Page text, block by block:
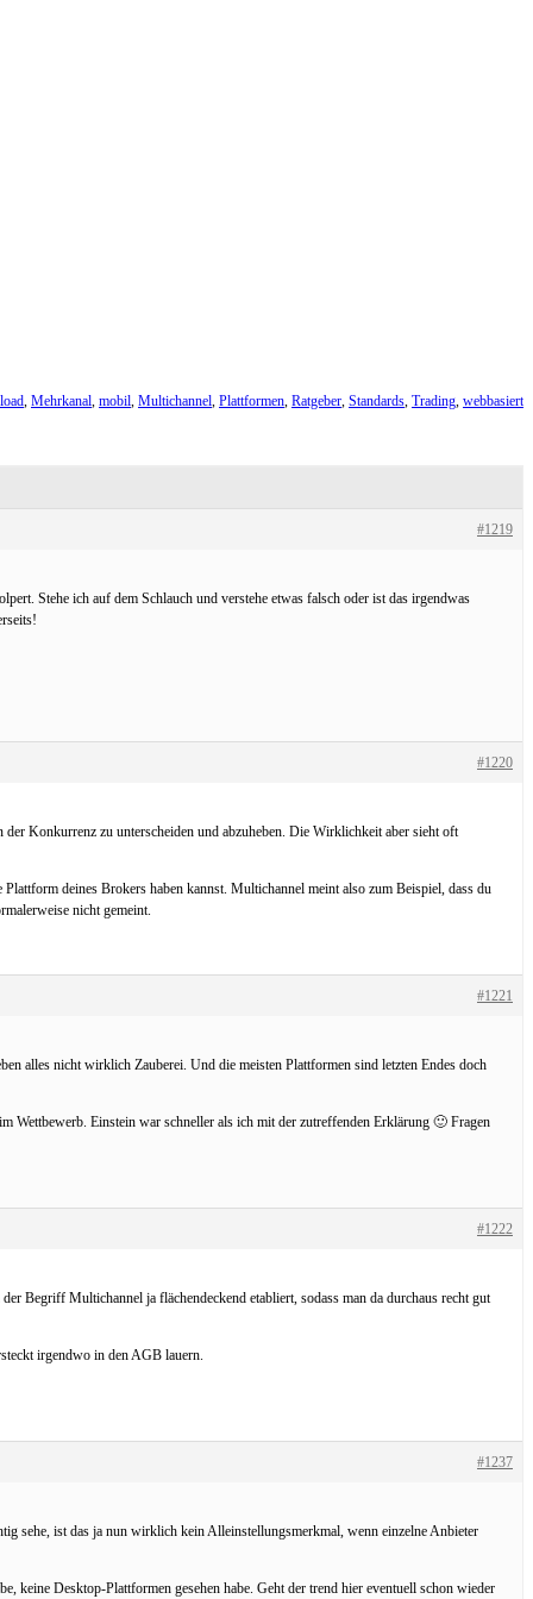
, Mehrkanal, mobil, Multichannel, Plattformen, Ratgeber, Standards, Trading, webbasiert
#1219
Stehe ich auf dem Schlauch und verstehe etwas falsch oder ist das irgendwas
#1220
Konkurrenz zu unterscheiden und abzuheben. Die Wirklichkeit aber sieht oft
deines Brokers haben kannst. Multichannel meint also zum Beispiel, dass du
nicht gemeint.
#1221
alles nicht wirklich Zauberei. Und die meisten Plattformen sind letzten Endes doch
Wettbewerb. Einstein war schneller als ich mit der zutreffenden Erklärung 🙂 Fragen
#1222
Begriff Multichannel ja flächendeckend etabliert, sodass man da durchaus recht gut
irgendwo in den AGB lauern.
#1237
sehe, ist das ja nun wirklich kein Alleinstellungsmerkmal, wenn einzelne Anbieter
keine Desktop-Plattformen gesehen habe. Geht der trend hier eventuell schon wieder